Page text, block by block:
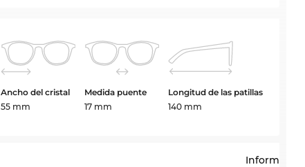
Ancho del cristal
55 mm
Medida puente
17 mm
Longitud de las patillas
140 mm